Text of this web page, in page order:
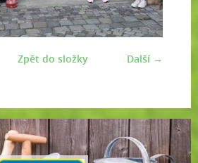
Další →
Zpět do složky